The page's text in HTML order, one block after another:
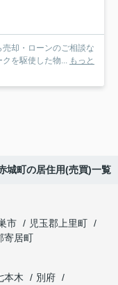
却・ローンのご相談な
を駆使した物... もっと
城町の居住用(売買)一覧
市
児玉郡上里町
寄居町
本木
別府